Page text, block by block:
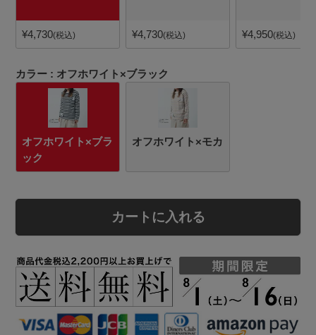
¥4,730 税込 ¥4,730 税込 ¥4,950 税込
カラー オフホワイト×ブラック
オフホワイト×ブラ
ック
オフホワイト×モカ
カートに入れる